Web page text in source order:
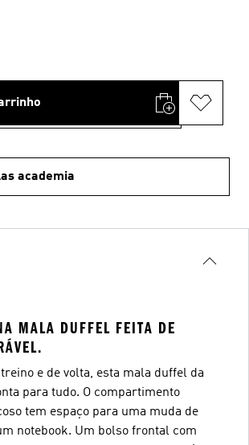
academia
MALA DUFFEL FEITA DE
e de volta, esta mala duffel da
para tudo. O compartimento
tem espaço para uma muda de
notebook. Um bolso frontal com